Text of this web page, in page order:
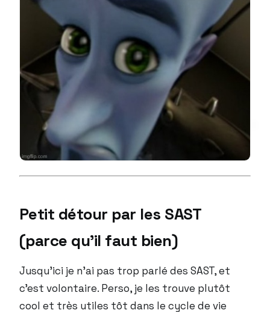
Petit détour par les SAST
(parce qu’il faut bien)
Jusqu’ici je n’ai pas trop parlé des SAST, et
c’est volontaire. Perso, je les trouve plutôt
cool et très utiles tôt dans le cycle de vie